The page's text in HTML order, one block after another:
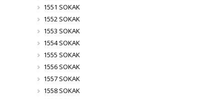
1551 SOKAK
1552 SOKAK
1553 SOKAK
1554 SOKAK
1555 SOKAK
1556 SOKAK
1557 SOKAK
1558 SOKAK